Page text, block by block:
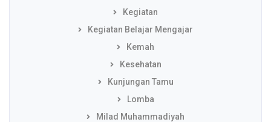
Kegiatan
Kegiatan Belajar Mengajar
Kemah
Kesehatan
Kunjungan Tamu
Lomba
Milad Muhammadiyah